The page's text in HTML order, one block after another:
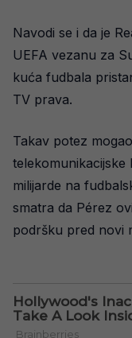
Navodi se i da je
UEFA vezanu za
kuća fudbala
TV prava.
Takav potez
telekomunikacijske
milijarde na
smatra da Pérez
podršku pred novi